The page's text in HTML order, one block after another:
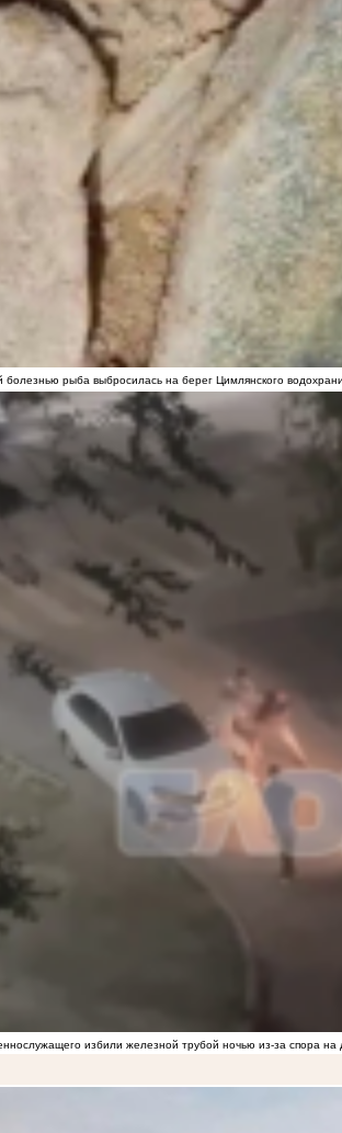
рыба выбросилась на берег Цимлянского
избили железной трубой ночью из-за спора на